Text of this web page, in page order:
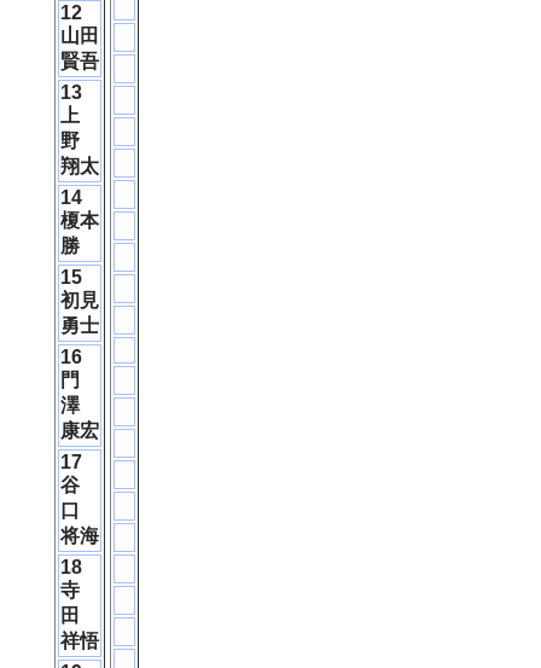
12
山田
賢吾
13
上
野
翔太
14
榎本
勝
15
初見
勇士
16
門
澤
康宏
17
谷
口
将海
18
寺
田
祥悟